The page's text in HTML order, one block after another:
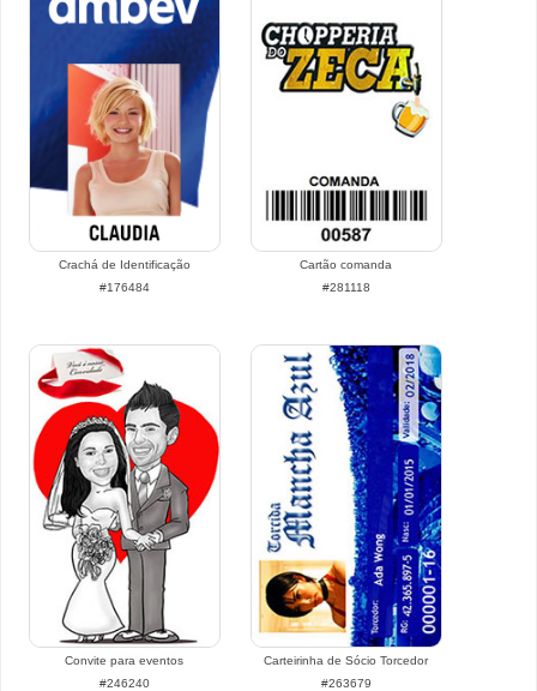
Crachá de Identificação
#176484
Cartão comanda
#281118
Convite para eventos
#246240
Carteirinha de Sócio Torcedor
#263679